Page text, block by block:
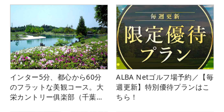
インター5分、都心から60分
のフラットな美観コース。大
栄カントリー俱楽部（千葉
ALBA Netゴルフ場予約／【毎
週更新】特別優待プランはこ
ちら！